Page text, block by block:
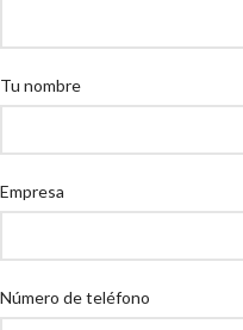
Tu nombre
Empresa
Número de teléfono